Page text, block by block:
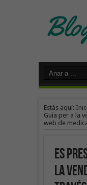
Estàs aquí: Inici
Guia per a la
web de
Es
la